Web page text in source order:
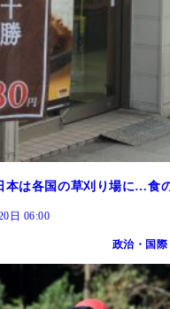
本は各国の草刈り場に…食
日 06:00
政治・国際